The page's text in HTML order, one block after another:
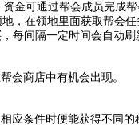
可通过帮会成员完成帮
在领地里面获取帮会任
间隔一定时间会自动刷
会商店中有机会出现。
应条件时便能获得不同